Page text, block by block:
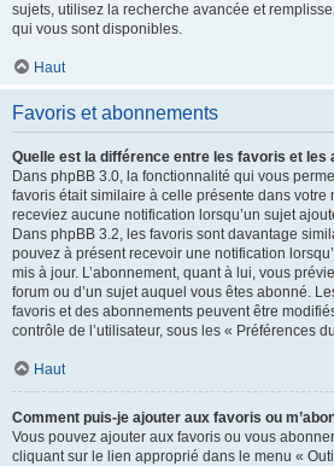
sujets, utilisez la recherche avancée et
qui vous sont disponibles.
Haut
Favoris et abonnements
Quelle est la différence entre les favoris et les
Dans phpBB 3.0, la fonctionnalité qui vous
favoris était similaire à celle présente dans votre
receviez aucune notification lorsqu’un sujet
Dans phpBB 3.2, les favoris sont davantage
pouvez à présent recevoir une notification
mis à jour. L’abonnement, quant à lui, vous
forum ou d’un sujet auquel vous êtes abonné.
favoris et des abonnements peuvent être
contrôle de l’utilisateur, sous les « Préférences
Haut
Comment puis-je ajouter aux favoris ou
Vous pouvez ajouter aux favoris ou vous
cliquant sur le lien approprié dans le menu «